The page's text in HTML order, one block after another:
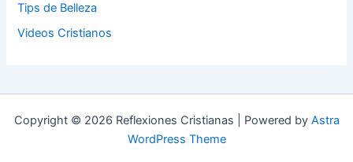
Tips de Belleza
Videos Cristianos
Copyright © 2026 Reflexiones Cristianas | Powered by Astra
WordPress Theme